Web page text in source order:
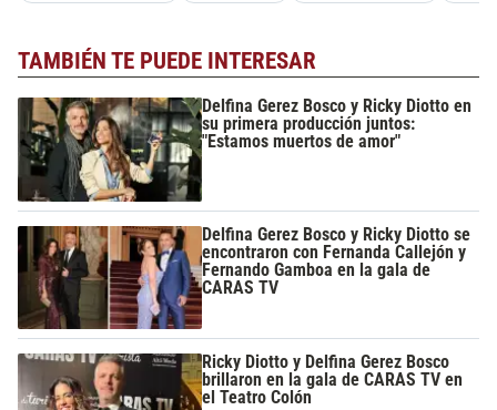
TAMBIÉN TE PUEDE INTERESAR
Delfina Gerez Bosco y Ricky Diotto en
su primera producción juntos:
"Estamos muertos de amor"
Delfina Gerez Bosco y Ricky Diotto se
encontraron con Fernanda Callejón y
Fernando Gamboa en la gala de
CARAS TV
Ricky Diotto y Delfina Gerez Bosco
brillaron en la gala de CARAS TV en
el Teatro Colón